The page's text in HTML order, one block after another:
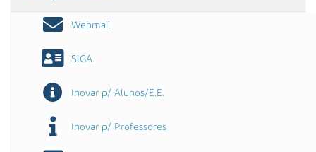
Webmail
SIGA
Inovar p/ Alunos/E.E.
Inovar p/ Professores